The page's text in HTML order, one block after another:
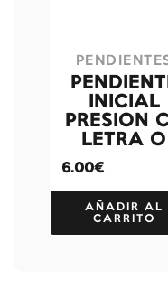
INICIAL
PRESION
LETRA O
6.00€
AÑADIR AL
CARRITO